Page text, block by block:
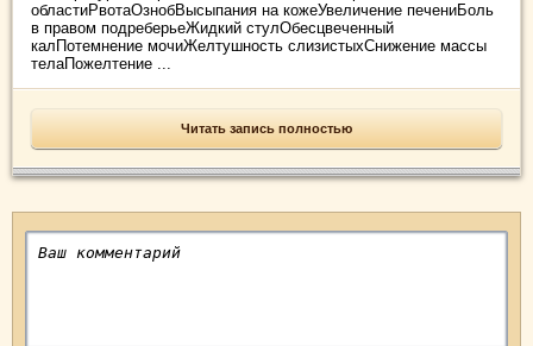
областиРвотаОзнобВысыпания на кожеУвеличение печениБоль
в правом подреберьеЖидкий стулОбесцвеченный
калПотемнение мочиЖелтушность слизистыхСнижение массы
телаПожелтение ...
Читать запись полностью